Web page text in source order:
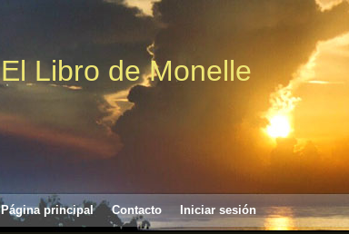
El Libro de Monelle
Página principal Contacto Iniciar sesión